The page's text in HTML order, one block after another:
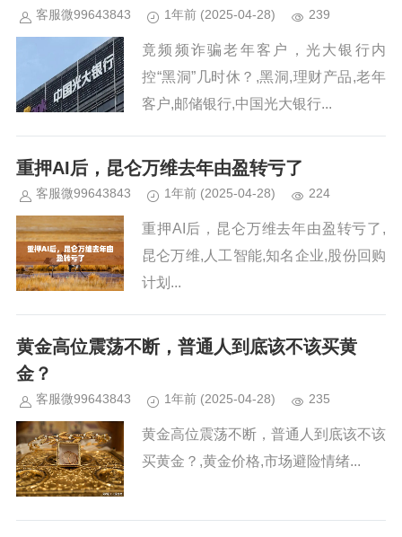
客服微99643843 1年前 (2025-04-28) 239
竟频频诈骗老年客户，光大银行内
控“黑洞”几时休？,黑洞,理财产品,老年
客户,邮储银行,中国光大银行...
重押AI后，昆仑万维去年由盈转亏了
客服微99643843 1年前 (2025-04-28) 224
重押AI后，昆仑万维去年由盈转亏了,
昆仑万维,人工智能,知名企业,股份回购
计划...
黄金高位震荡不断，普通人到底该不该买黄
金？
客服微99643843 1年前 (2025-04-28) 235
黄金高位震荡不断，普通人到底该不该
买黄金？,黄金价格,市场避险情绪...